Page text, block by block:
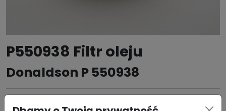
P550938 Filtr oleju
Donaldson P 550938